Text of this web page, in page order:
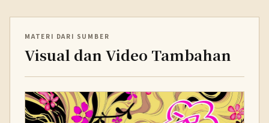
MATERI DARI SUMBER
Visual dan Video Tambahan